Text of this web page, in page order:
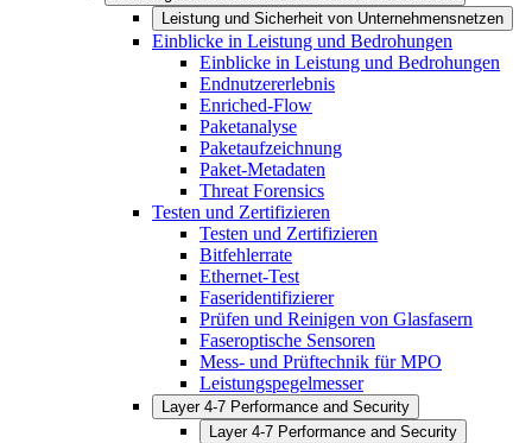
Leistung und Sicherheit von Unternehmensnetzen
Einblicke in Leistung und Bedrohungen
Einblicke in Leistung und Bedrohungen
Endnutzererlebnis
Enriched-Flow
Paketanalyse
Paketaufzeichnung
Paket-Metadaten
Threat Forensics
Testen und Zertifizieren
Testen und Zertifizieren
Bitfehlerrate
Ethernet-Test
Faseridentifizierer
Prüfen und Reinigen von Glasfasern
Faseroptische Sensoren
Mess- und Prüftechnik für MPO
Leistungspegelmesser
Layer 4-7 Performance and Security
Layer 4-7 Performance and Security